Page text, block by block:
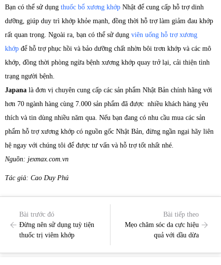
Bạn có thể sử dụng thuốc bổ xương khớp Nhật để cung cấp hỗ trợ dinh
dưỡng, giúp duy trì khớp khỏe mạnh, đồng thời hỗ trợ làm giảm đau khớp
rất quan trọng. Ngoài ra, bạn có thể sử dụng viên uống hỗ trợ xương
khớp để hỗ trợ phục hồi và bảo dưỡng chất nhờn bôi trơn khớp và các mô
khớp, đồng thời phòng ngừa bệnh xương khớp quay trở lại, cải thiện tình
trạng người bệnh.
Japana là đơn vị chuyên cung cấp các sản phẩm Nhật Bản chính hãng với
hơn 70 ngành hàng cùng 7.000 sản phẩm đã được nhiều khách hàng yêu
thích và tin dùng nhiều năm qua. Nếu bạn đang có nhu cầu mua các sản
phẩm hỗ trợ xương khớp có nguồn gốc Nhật Bản, đừng ngần ngại hãy liên
hệ ngay với chúng tôi để được tư vấn và hỗ trợ tốt nhất nhé.
Nguồn: jexmax.com.vn
Tác giả: Cao Duy Phú
Bài trước đó
Đừng nên sử dụng tuỳ tiện
thuốc trị viêm khớp
Bài tiếp theo
Mẹo chăm sóc da cực hiệu
quả với dầu dừa